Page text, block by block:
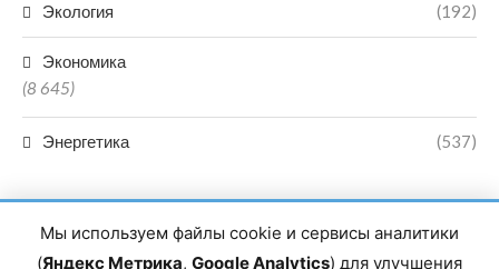
Экология (192)
Экономика
(8 645)
Энергетика (537)
Мы используем файлы cookie и сервисы аналитики
(Яндекс Метрика, Google Analytics) для улучшения